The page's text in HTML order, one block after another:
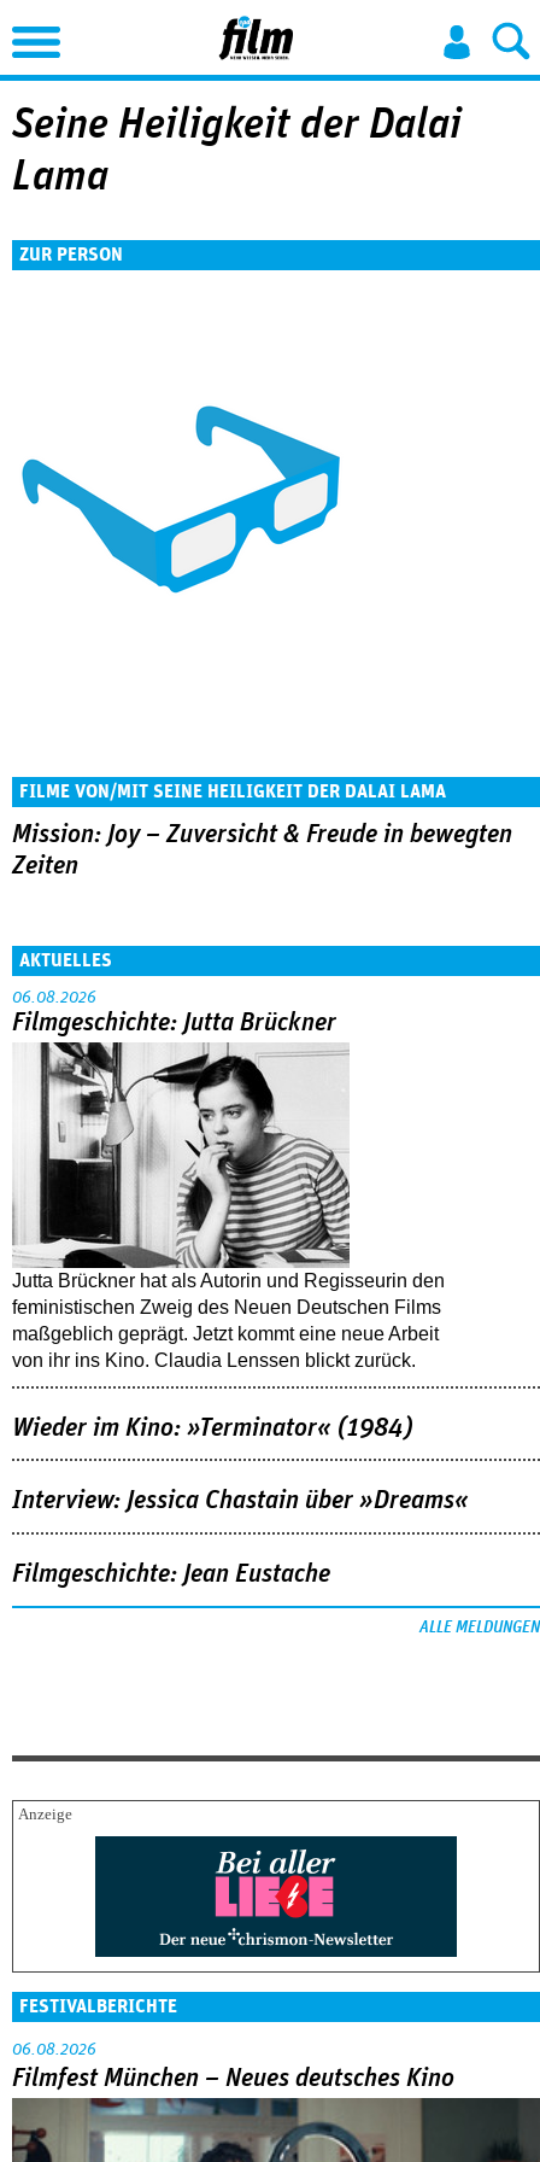
Jump to Navigation
Seine Heiligkeit der Dalai
Lama
ZUR PERSON
FILME VON/MIT SEINE HEILIGKEIT DER DALAI LAMA
Mission: Joy – Zuversicht & Freude in bewegten
Zeiten
AKTUELLES
06.08.2026
Filmgeschichte: Jutta Brückner
Jutta Brückner hat als Autorin und Regisseurin den
feministischen Zweig des Neuen Deutschen Films
maßgeblich geprägt. Jetzt kommt eine neue Arbeit
von ihr ins Kino. Claudia Lenssen blickt zurück.
Wieder im Kino: »Terminator« (1984)
Interview: Jessica Chastain über »Dreams«
Filmgeschichte: Jean Eustache
ALLE MELDUNGEN
FESTIVALBERICHTE
06.08.2026
Filmfest München – Neues deutsches Kino